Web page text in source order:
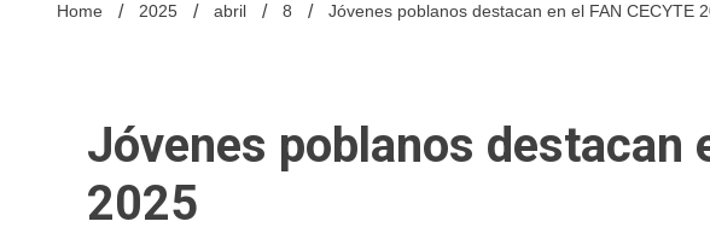
Home 2025 abril 8 Jóvenes poblanos destacan en el FAN CECYTE
Jóvenes poblanos destacan
2025